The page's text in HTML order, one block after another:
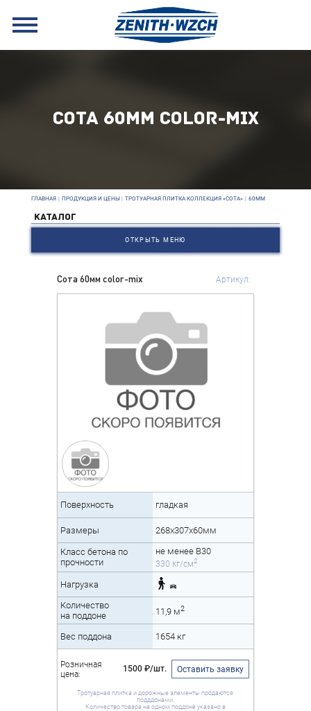
СОТА 60ММ COLOR-MIX
ГЛАВНАЯ ПРОДУКЦИЯ И ЦЕНЫ ТРОТУАРНАЯ ПЛИТКА КОЛЛЕКЦИЯ «СОТА» 60ММ
КАТАЛОГ
ОТКРЫТЬ МЕНЮ
Сота 60мм color-mix Артикул:
Поверхность гладкая
Размеры 268x307x60мм
Класс бетона по
прочности
не менее B30
330 кг/см2
Нагрузка
Количество
на поддоне
11,9 м2
Вес поддона 1654 кг
Розничная
цена:
1500 ₽/шт. Оставить заявку
Тротуарная плитка и дорожные элементы продаются
подддонами.
Количество товара на одном поддоне указано в